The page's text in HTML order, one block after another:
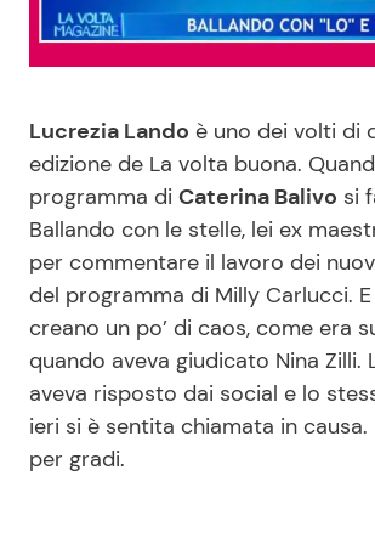
Moda e Style
News benessere
Salute
Viaggi e Turismo
Festività
Dolci
Primi
Ricette
Ricette
Ricette
Lucrezia Lando è uno dei volti di
edizione de La volta buona.
programma di Caterina Balivo si
Ballando con le stelle, lei ex
per commentare il lavoro dei
del programma di Milly Carlucci.
creano un po’ di caos, come era
quando aveva giudicato Nina Zilli.
aveva risposto dai social e lo
ieri si è sentita chiamata in causa.
per gradi.